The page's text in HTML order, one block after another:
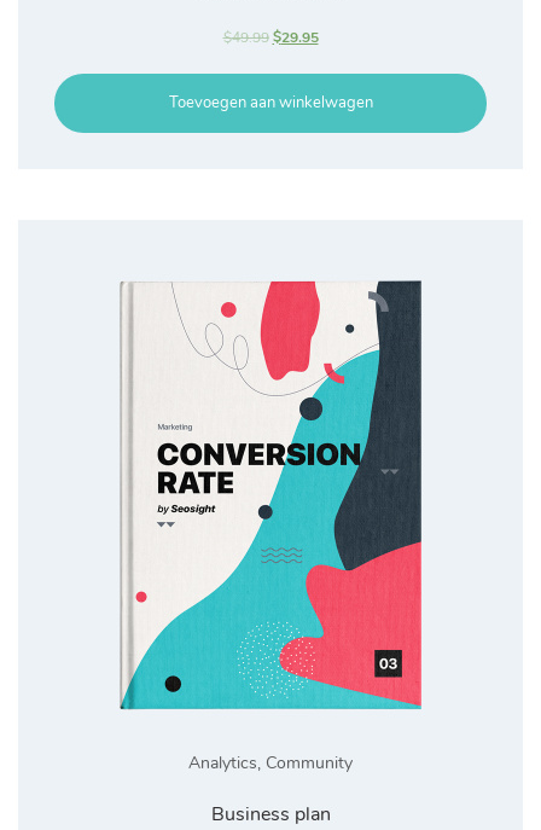
$49.99 $29.95
Toevoegen aan winkelwagen
Analytics, Community
Business plan